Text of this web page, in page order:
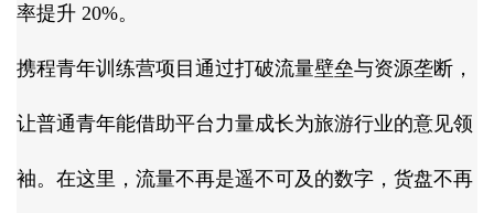
率提升 20%。​
携程青年训练营项目通过打破流量壁垒与资源垄断，
让普通青年能借助平台力量成长为旅游行业的意见领
袖。在这里，流量不再是遥不可及的数字，货盘不再